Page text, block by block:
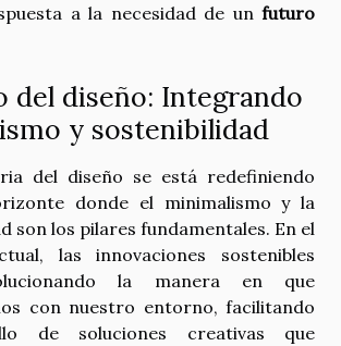
a la necesidad de un futuro
del diseño: Integrando
y sostenibilidad
del diseño se está redefiniendo
donde el minimalismo y la
son los pilares fundamentales. En el
las innovaciones sostenibles
la manera en que
con nuestro entorno, facilitando
de soluciones creativas que